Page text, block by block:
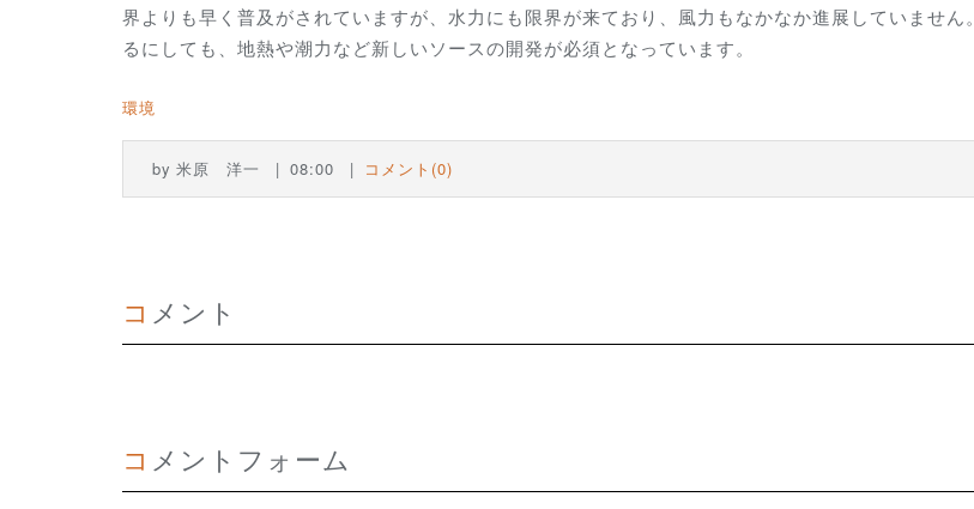
界よりも早く普及がされていますが、水力にも限界が来ており、風力もなかなか進展していません。
るにしても、 地熱や潮力など新しいソースの開発が必須となっています。
環境
by 米原 洋一 08:00 コメント(0)
コメント
コメントフォーム